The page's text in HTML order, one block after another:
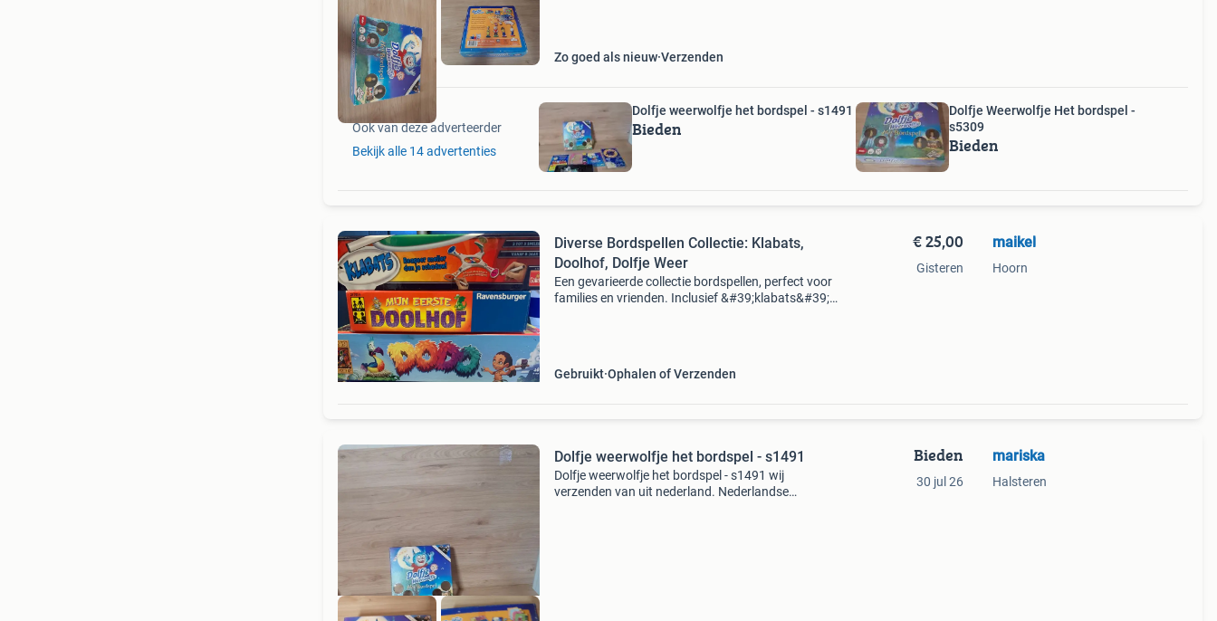
Zo goed als nieuw Verzenden
Ook van deze adverteerder
Bekijk alle 14 advertenties
Dolfje weerwolfje het bordspel - s1491
Bieden
Dolfje Weerwolfje Het bordspel -
s5309
Bieden
Diverse Bordspellen Collectie: Klabats,
Doolhof, Dolfje Weer
Een gevarieerde collectie bordspellen, perfect voor
families en vrienden. Inclusief &#39;klabats&#39;
Gebruikt Ophalen of Verzenden
€ 25,00
Gisteren
maikel
Hoorn
Dolfje weerwolfje het bordspel - s1491
Dolfje weerwolfje het bordspel - s1491 wij
verzenden van uit nederland. Nederlandse
Bieden
30 jul 26
mariska
Halsteren